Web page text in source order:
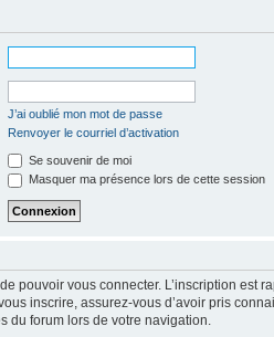
J’ai oublié mon mot de passe
Renvoyer le courriel d’activation
Se souvenir de moi
Masquer ma présence lors de cette session
pouvoir vous connecter. L’inscription
inscrire, assurez-vous d’avoir pris
du forum lors de votre navigation.